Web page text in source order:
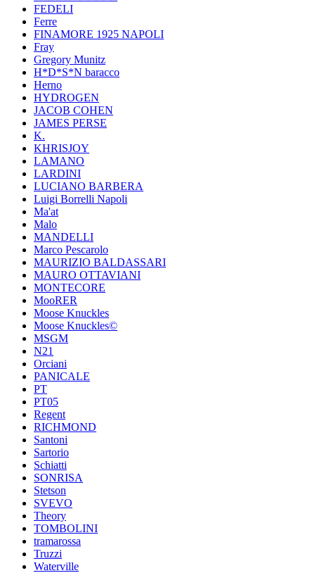
FEDELI
Ferre
FINAMORE 1925 NAPOLI
Fray
Gregory Munitz
H*D*S*N baracco
Herno
HYDROGEN
JACOB COHEN
JAMES PERSE
K.
KHRISJOY
LAMANO
LARDINI
LUCIANO BARBERA
Luigi Borrelli Napoli
Ma'at
Malo
MANDELLI
Marco Pescarolo
MAURIZIO BALDASSARI
MAURO OTTAVIANI
MONTECORE
MooRER
Moose Knuckles
Moose Knuckles©️
MSGM
N21
Orciani
PANICALE
PT
PT05
Regent
RICHMOND
Santoni
Sartorio
Schiatti
SONRISA
Stetson
SVEVO
Theory
TOMBOLINI
tramarossa
Truzzi
Waterville